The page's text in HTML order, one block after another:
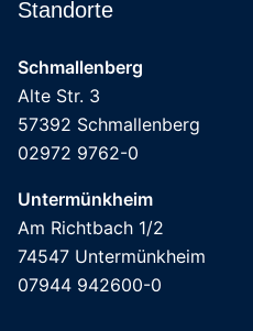
Standorte
Schmallenberg
Alte Str. 3
57392 Schmallenberg
02972 9762-0
Untermünkheim
Am Richtbach 1/2
74547 Untermünkheim
07944 942600-0